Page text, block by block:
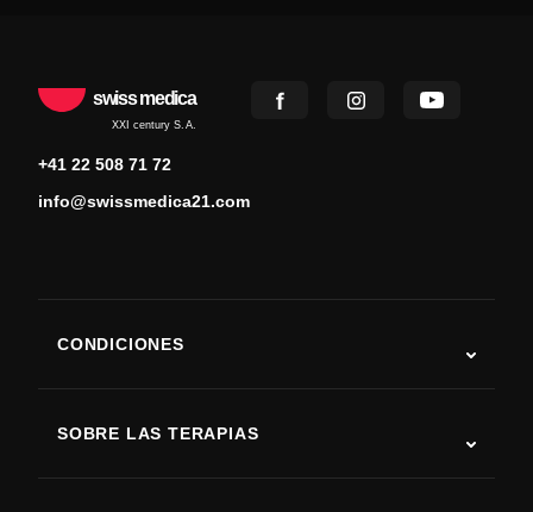
swiss medica
XXI century S.A.
+41 22 508 71 72
info@swissmedica21.com
CONDICIONES
SOBRE LAS TERAPIAS